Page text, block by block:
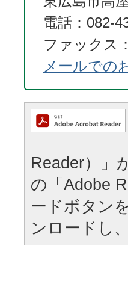
電話：082-
ファックス
メールでの
Reader）」
の「Adobe
ードボタン
ンロードし